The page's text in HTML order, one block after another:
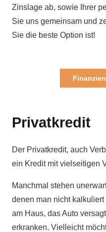
Zinslage ab, sowie Ihrer
Sie uns gemeinsam und
Sie die beste Option ist!
Privatkredit
Der Privatkredit, auch
ein Kredit mit vielseitigen
Manchmal stehen
denen man nicht
am Haus, das Auto
erkranken. Vielleicht